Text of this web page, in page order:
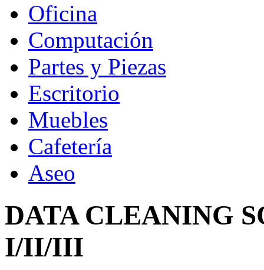
Oficina
Computación
Partes y Piezas
Escritorio
Muebles
Cafetería
Aseo
DATA CLEANING
I/II/III